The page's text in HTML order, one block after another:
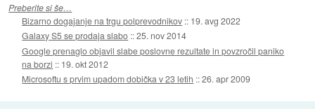
Preberite si še…
Bizarno dogajanje na trgu polprevodnikov :: 19. avg 2022
Galaxy S5 se prodaja slabo ::25. nov 2014
Google prenaglo objavil slabe poslovne rezultate in povzročil paniko
na borzi :: 19. okt 2012
Microsoftu s prvim upadom dobička v 23 letih ::26. apr 2009